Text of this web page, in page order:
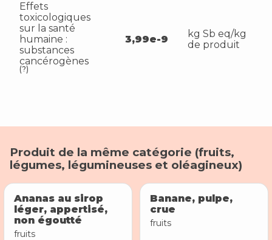
Effets
toxicologiques
sur la santé
humaine :
substances
cancérogènes
(?)
3,99e-9
kg Sb eq/kg
de produit
Produit de la même catégorie (fruits,
légumes, légumineuses et oléagineux)
Ananas au sirop
léger, appertisé,
non égoutté
fruits
Banane, pulpe,
crue
fruits